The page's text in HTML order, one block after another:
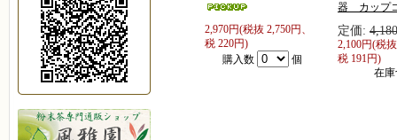
2,970円(税抜 2,750円、
税 220円)
購入数
個
器 カップ
定価:
2,100円(税
税 191円)
在